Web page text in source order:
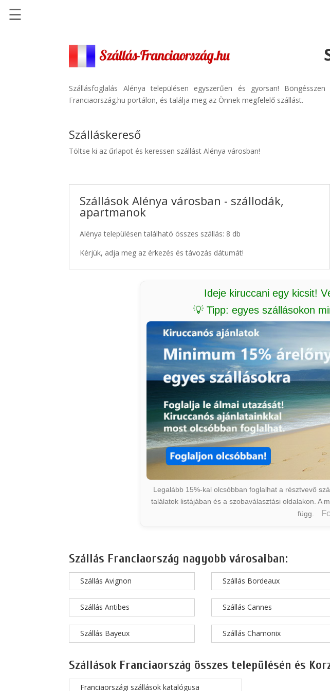
Szállásinfo.eu
Repülőjegy
Autóbérlés
☰
Szállásfoglalás Alénya településen egyszerűen és gyorsan!
Franciaország.hu portálon, és találja meg az Önnek megfelelő szállást.
Szálláskereső
Töltse ki az űrlapot és keressen szállást Alénya városban!
Szállások Alénya városban - szállodák,
apartmanok
Alénya településen található összes szállás: 8 db
Kérjük, adja meg az érkezés és távozás dátumát!
Ideje kiruccani egy kicsit!
💡 Tipp: egyes szállásokon
Legalább 15%-kal olcsóbban foglalhat a résztvevő
találatok listájában és a szobaválasztási oldalakon. A
függ.
Szállás Franciaország nagyobb városaiban:
Szállás Avignon
Szállás Antibes
Szállás Bayeux
Szállás Bordeaux
Szállás Cannes
Szállás Chamonix
Szállások Franciaország összes településén és
Franciaországi szállások katalógusa